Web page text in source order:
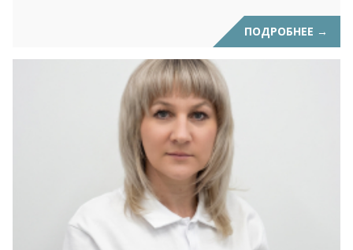
ПОДРОБНЕЕ →